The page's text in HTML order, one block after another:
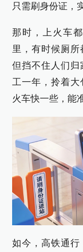
只需刷身份证，
那时，上火车
里，有时候厕所
但挡不住人们归
工一年，拎着
火车快一些，能
如今，高铁通行